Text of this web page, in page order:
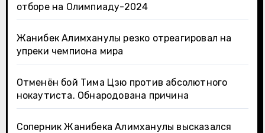
отборе на Олимпиаду-2024
Жанибек Алимханулы резко отреагировал на
упреки чемпиона мира
Отменён бой Тима Цзю против абсолютного
нокаутиста. Обнародована причина
Соперник Жанибека Алимханулы высказался